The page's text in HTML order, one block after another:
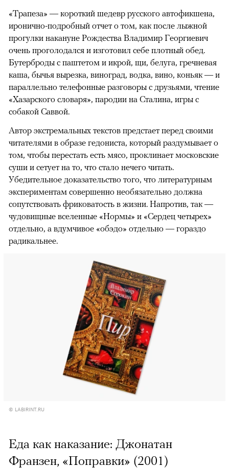
«Трапеза» — короткий шедевр русского автофикшена,
иронично-подробный отчет о том, как после лыжной
прогулки накануне Рождества Владимир Георгиевич
очень проголодался и изготовил себе плотный обед.
Бутерброды с паштетом и икрой, щи, белуга, гречневая
каша, бычья вырезка, виноград, водка, вино, коньяк — и
параллельно телефонные разговоры с друзьями, чтение
«Хазарского словаря», пародии на Сталина, игры с
собакой Саввой.
Автор экстремальных текстов предстает перед своими
читателями в образе гедониста, который раздумывает о
том, чтобы перестать есть мясо, проклинает московские
суши и сетует на то, что стало нечего читать.
Убедительное доказательство того, что литературным
экспериментам совершенно необязательно должна
сопутствовать фриковатость в жизни. Напротив, так —
чудовищные вселенные «Нормы» и «Сердец четырех»
отдельно, а вдумчивое «обэдо» отдельно — гораздо
радикальнее.
© LABIRINT.RU
Еда как наказание: Джонатан
Франзен, «Поправки» (2001)